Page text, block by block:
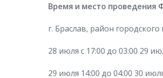
Время и место проведения
г. Браслав, район
28 июля с 17:00 до 03:00 29
29 июля 14:00 до 04:00 30